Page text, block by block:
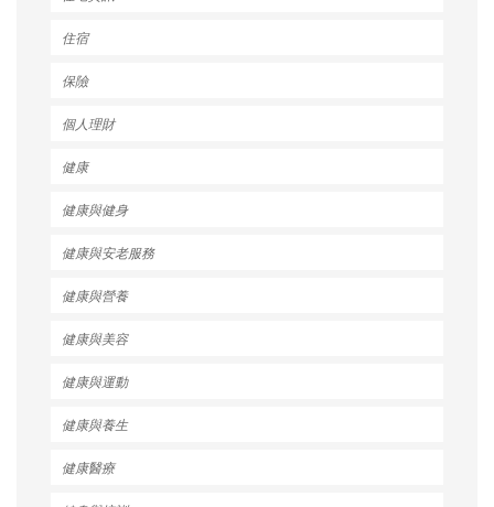
住宿
保險
個人理財
健康
健康與健身
健康與安老服務
健康與營養
健康與美容
健康與運動
健康與養生
健康醫療